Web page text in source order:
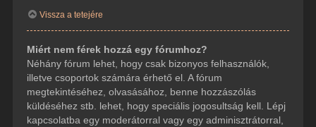
Vissza a tetejére
Miért nem férek hozzá egy fórumhoz?
Néhány fórum lehet, hogy csak bizonyos felhasználók,
illetve csoportok számára érhető el. A fórum
megtekintéséhez, olvasásához, benne hozzászólás
küldéséhez stb. lehet, hogy speciális jogosultság kell. Lépj
kapcsolatba egy moderátorral vagy egy adminisztrátorral,